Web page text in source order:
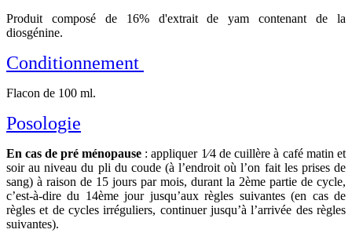
Produit composé de 16% d'extrait de yam contenant de la
diosgénine.
Conditionnement
Flacon de 100 ml.
Posologie
En cas de pré ménopause : appliquer 1⁄4 de cuillère à café matin et
soir au niveau du pli du coude (à l’endroit où l’on fait les prises de
sang) à raison de 15 jours par mois, durant la 2ème partie de cycle,
c’est-à-dire du 14ème jour jusqu’aux règles suivantes (en cas de
règles et de cycles irréguliers, continuer jusqu’à l’arrivée des règles
suivantes).